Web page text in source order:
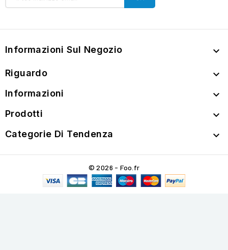
Informazioni Sul Negozio 
Riguardo 
Informazioni 
Prodotti 
Categorie Di Tendenza 
© 2026 - Foo.fr